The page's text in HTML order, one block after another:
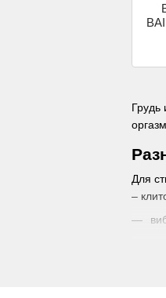
Грудь
Для
–